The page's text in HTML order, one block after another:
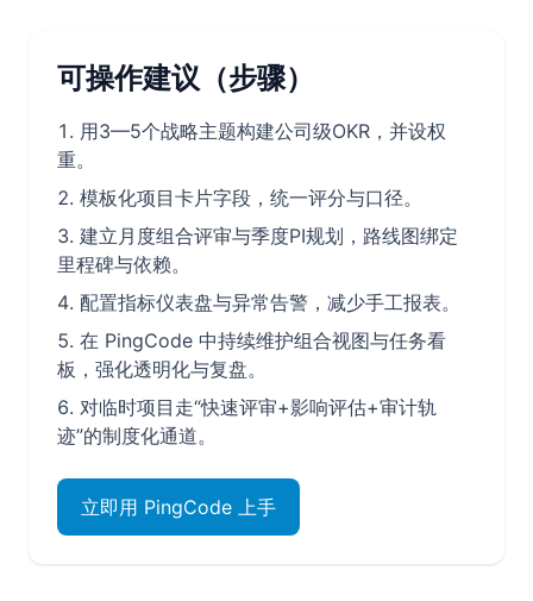
可操作建议（步骤）
用3—5个战略主题构建公司级OKR，并设权
重。
模板化项目卡片字段，统一评分与口径。
建立月度组合评审与季度PI规划，路线图绑定
里程碑与依赖。
配置指标仪表盘与异常告警，减少手工报表。
在 PingCode 中持续维护组合视图与任务看
板，强化透明化与复盘。
对临时项目走“快速评审+影响评估+审计轨
迹”的制度化通道。
立即用 PingCode 上手